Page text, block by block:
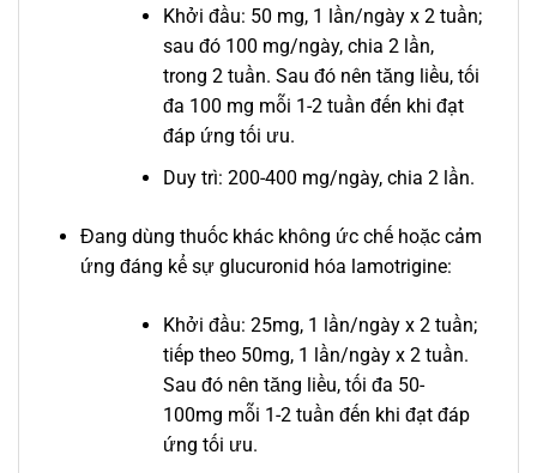
Khởi đầu: 50 mg, 1 lần/ngày x 2 tuần;
sau đó 100 mg/ngày, chia 2 lần,
trong 2 tuần. Sau đó nên tăng liều, tối
đa 100 mg mỗi 1-2 tuần đến khi đạt
đáp ứng tối ưu.
Duy trì: 200-400 mg/ngày, chia 2 lần.
Đang dùng thuốc khác không ức chế hoặc cảm
ứng đáng kể sự glucuronid hóa lamotrigine:
Khởi đầu: 25mg, 1 lần/ngày x 2 tuần;
tiếp theo 50mg, 1 lần/ngày x 2 tuần.
Sau đó nên tăng liều, tối đa 50-
100mg mỗi 1-2 tuần đến khi đạt đáp
ứng tối ưu.